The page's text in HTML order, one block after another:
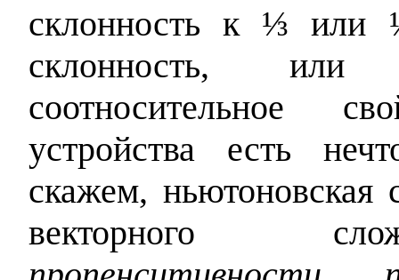
склонность к ⅓ или
склонность, или
соотносительное
устройства есть
скажем,
векторного